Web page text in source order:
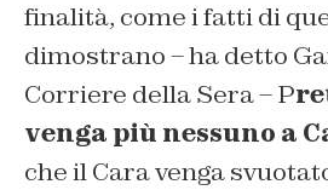
finalità, come i fatti di
dimostrano – ha detto
Corriere della Sera – P
venga più nessuno a
che il Cara venga